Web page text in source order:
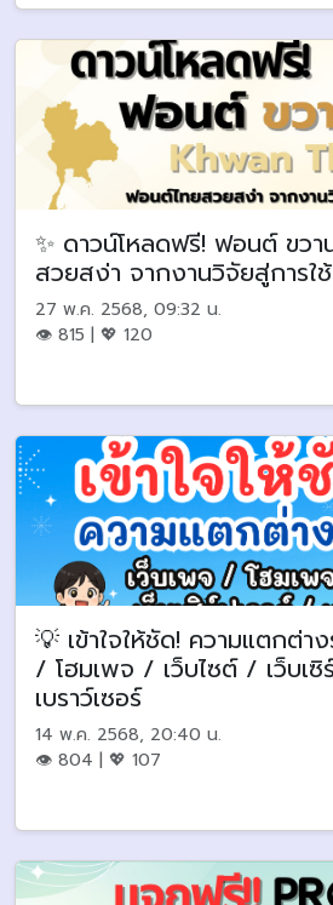
✨ ดาวน์โหลดฟรี! ฟอนต์ ขว
สวยสง่า จากงานวิจัยสู่การใ
27 พ.ค. 2568, 09:32 น.
👁 815 | 💖 120
💡 เข้าใจให้ชัด! ความแตกต่า
/ โฮมเพจ / เว็บไซต์ / เว็บเซิ
เบราว์เซอร์
14 พ.ค. 2568, 20:40 น.
👁 804 | 💖 107